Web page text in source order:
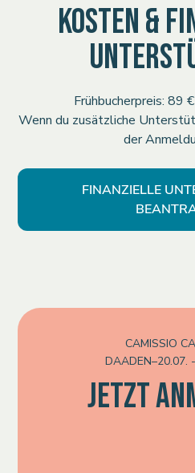
KOSTEN &
Frühbucherpreis: 89
Wenn du zusätzliche
der
FINANZIELLE
CAMISSIO
DAADEN–20.07.
JETZT